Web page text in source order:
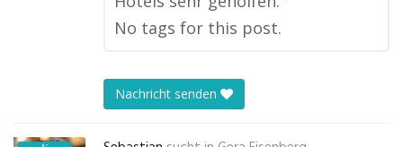
No tags for this post.
Nachricht senden